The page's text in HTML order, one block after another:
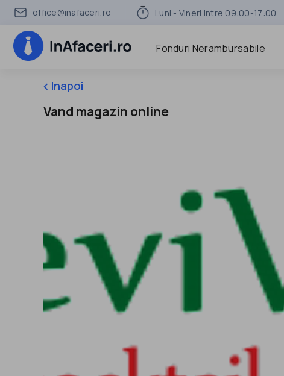
office@inafaceri.ro Luni - Vineri intre 09:00-17:00
Fonduri Nerambursabile
keyboard_arrow_leftInapoi
Vand magazin online